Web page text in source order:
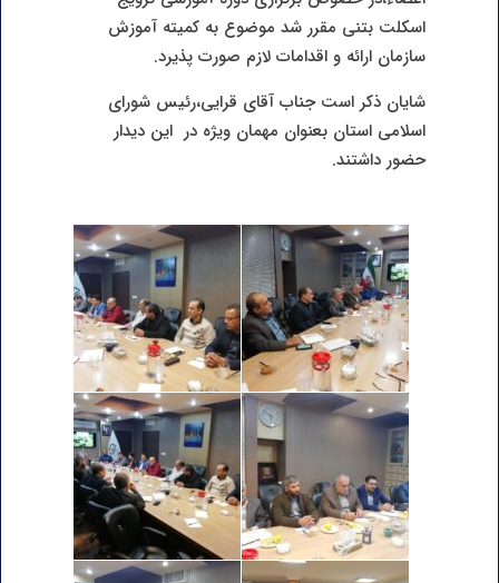
اسکلت بتنی مقرر شد موضوع به کمیته آموزش
سازمان ارائه و اقدامات لازم صورت پذیرد.
شایان ذکر است جناب آقای قرایی،رئیس شورای
اسلامی استان بعنوان مهمان ویژه در این دیدار
حضور داشتند.